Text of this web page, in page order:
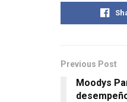
Previous Post
Moodys